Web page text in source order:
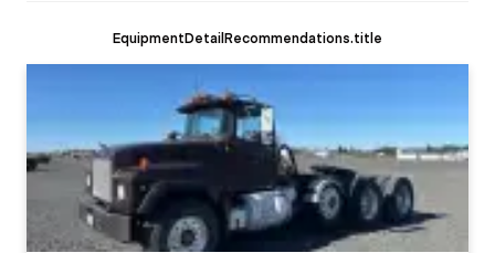
EquipmentDetailRecommendations.title